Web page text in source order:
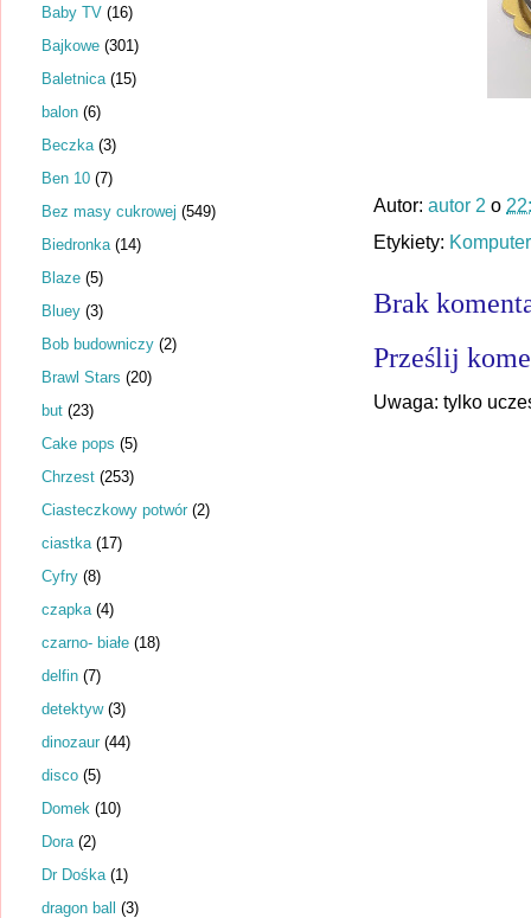
Autor: autor 2 o
Etykiety: Komputer
Brak
Prześlij
Uwaga: tylko
Baby TV (16)
Bajkowe (301)
Baletnica (15)
balon (6)
Beczka (3)
Ben 10 (7)
Bez masy cukrowej (549)
Biedronka (14)
Blaze (5)
Bluey (3)
Bob budowniczy (2)
Brawl Stars (20)
but (23)
Cake pops (5)
Chrzest (253)
Ciasteczkowy potwór (2)
ciastka (17)
Cyfry (8)
czapka (4)
czarno- białe (18)
delfin (7)
detektyw (3)
dinozaur (44)
disco (5)
Domek (10)
Dora (2)
Dr Dośka (1)
dragon ball (3)